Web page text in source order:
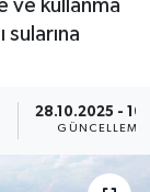
ve kullanma
sularına
28.10.2025 -
GÜNCELLEME